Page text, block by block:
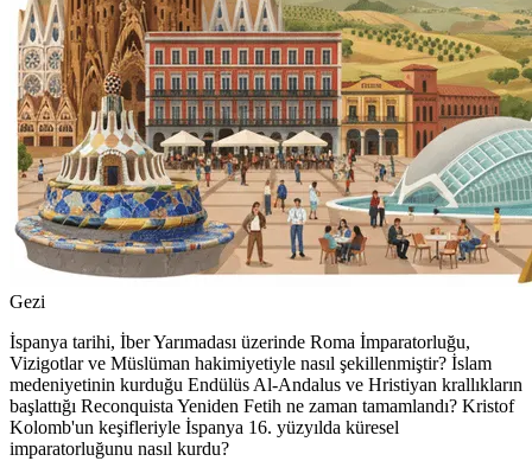
Gezi
İspanya tarihi, İber Yarımadası üzerinde Roma İmparatorluğu,
Vizigotlar ve Müslüman hakimiyetiyle nasıl şekillenmiştir? İslam
medeniyetinin kurduğu Endülüs Al-Andalus ve Hristiyan krallıkların
başlattığı Reconquista Yeniden Fetih ne zaman tamamlandı? Kristof
Kolomb'un keşifleriyle İspanya 16. yüzyılda küresel
imparatorluğunu nasıl kurdu?